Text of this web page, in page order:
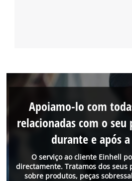
O serviço ao cliente Einhell
directamente. Tratamos dos seus
sobre produtos, peças
Apoiamo-lo com
relacionadas com o
durante e após